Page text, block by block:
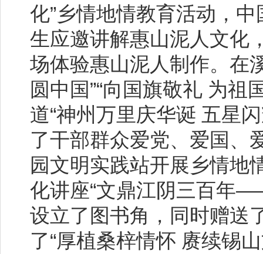
化”乡情地情教育活动，
生应邀讲解惠山泥人文化
场体验惠山泥人制作。在
圆中国”“向国旗敬礼 为祖
道“神州万里庆华诞 五星
了干部群众爱党、爱国、
园文明实践站开展乡情地
化讲座“文鼎江阴三百年
设立了图书角，同时赠送
了“厚植桑梓情怀 赓续锡